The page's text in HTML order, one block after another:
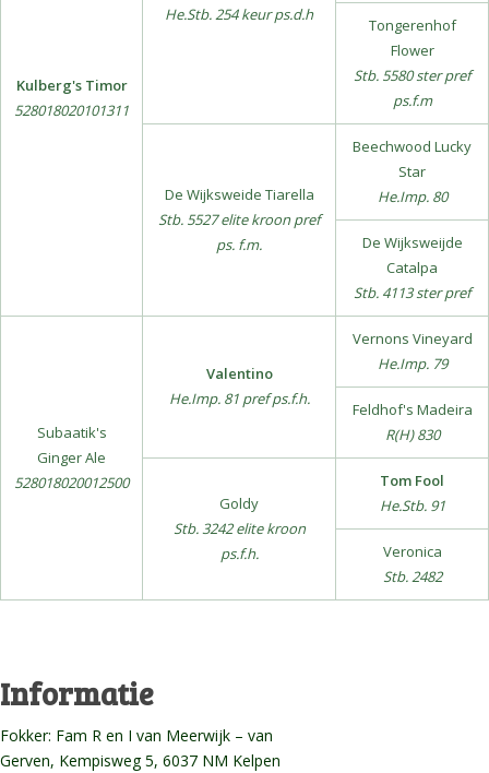
Kulberg's Timor
528018020101311
He.Stb. 254 keur ps.d.h
Tongerenhof
Flower
Stb. 5580 ster pref
ps.f.m
De Wijksweide Tiarella
Stb. 5527 elite kroon pref
ps. f.m.
Beechwood Lucky
Star
He.Imp. 80
De Wijksweijde
Catalpa
Stb. 4113 ster pref
Subaatik's
Ginger Ale
528018020012500
Valentino
He.Imp. 81 pref ps.f.h.
Vernons Vineyard
He.Imp. 79
Feldhof's Madeira
R(H) 830
Goldy
Stb. 3242 elite kroon
ps.f.h.
Tom Fool
He.Stb. 91
Veronica
Stb. 2482
Informatie
Fokker: Fam R en I van Meerwijk – van
Gerven, Kempisweg 5, 6037 NM Kelpen